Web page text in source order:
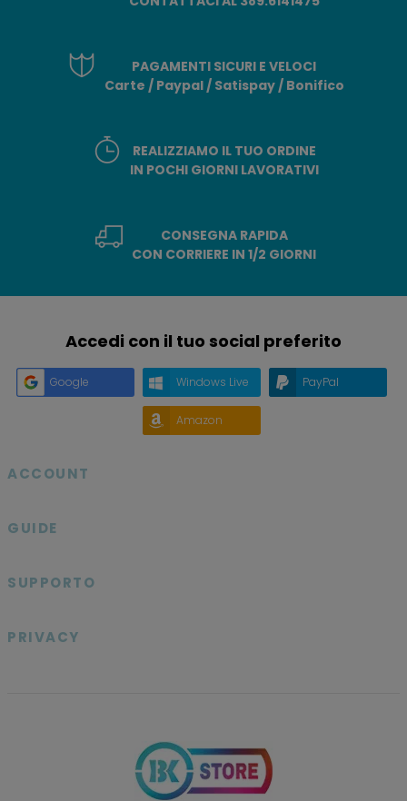
PAGAMENTI SICURI E VELOCI
Carte / Paypal / Satispay / Bonifico
REALIZZIAMO IL TUO ORDINE
IN POCHI GIORNI LAVORATIVI
CONSEGNA RAPIDA
CON CORRIERE IN 1/2 GIORNI
Accedi con il tuo social preferito
Google Windows Live PayPal
Amazon
ACCOUNT
GUIDE
SUPPORTO
PRIVACY